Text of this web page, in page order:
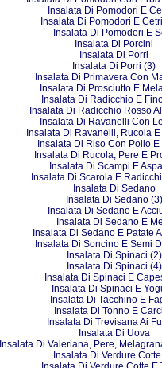
Insalata Di Pomodori E
Insalata Di Pomodori E
Insalata Di Pomodori E
Insalata Di Porcini
Insalata Di Porri
Insalata Di Porri (3)
Insalata Di Primavera Con
Insalata Di Prosciutto E
Insalata Di Radicchio E
Insalata Di Radicchio Rosso
Insalata Di Ravanelli Con
Insalata Di Ravanelli, Rucola
Insalata Di Riso Con Pollo E
Insalata Di Rucola, Pere E
Insalata Di Scampi E
Insalata Di Scarola E
Insalata Di Sedano
Insalata Di Sedano (3)
Insalata Di Sedano E
Insalata Di Sedano E
Insalata Di Sedano E Patate
Insalata Di Soncino E Semi
Insalata Di Spinaci (2)
Insalata Di Spinaci (4)
Insalata Di Spinaci E
Insalata Di Spinaci E
Insalata Di Tacchino E
Insalata Di Tonno E
Insalata Di Trevisana Ai
Insalata Di Uova
Insalata Di Valeriana, Pere,
Insalata Di Verdure